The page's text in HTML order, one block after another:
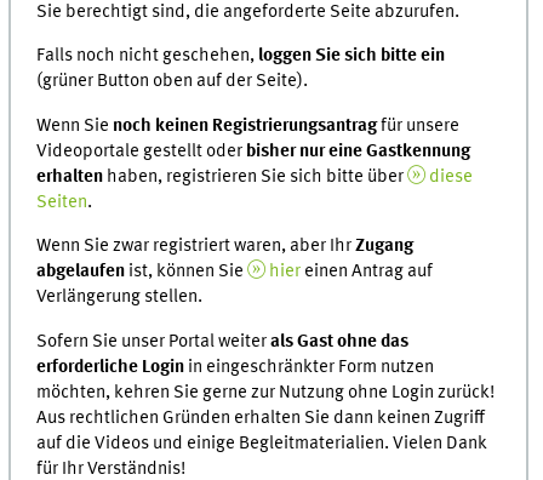
Sie berechtigt sind, die angeforderte Seite abzurufen.
Falls noch nicht geschehen, loggen Sie sich bitte ein
(grüner Button oben auf der Seite).
Wenn Sie noch keinen Registrierungsantragfür unsere
Videoportale gestellt oder bisher nur eine Gastkennung
erhalten haben, registrieren Sie sich bitte über
diese
Seiten.
Wenn Sie zwar registriert waren, aber IhrZugang
abgelaufen ist, können Sie hier einen Antrag auf
Verlängerung stellen.
Sofern Sie unser Portal weiterals Gast ohne das
erforderliche Login in eingeschränkter Form nutzen
möchten, kehren Sie gerne zur Nutzung ohne Login zurück!
Aus rechtlichen Gründen erhalten Sie dann keinen Zugriff
auf die Videos und einige Begleitmaterialien. Vielen Dank
für Ihr Verständnis!